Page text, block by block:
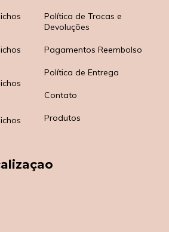
Política de Trocas e
Devoluções
Pagamentos Reembolso
Política de Entrega
Contato
Produtos